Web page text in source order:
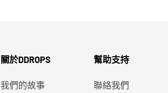
關於DDROPS
我們的故事
幫助支持
聯絡我們